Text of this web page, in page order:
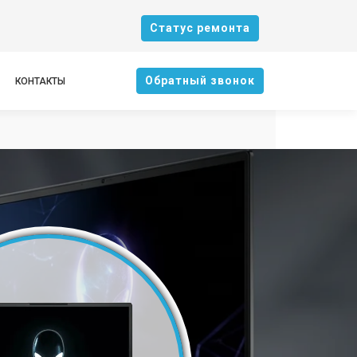
Cтатус ремонта
КОНТАКТЫ Oбратный звонок